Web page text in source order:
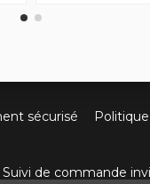
sécurisé
Suivi de commande